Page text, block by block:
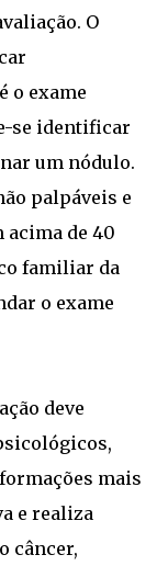
O
o exame
se identificar
um nódulo.
palpáveis e
acima de 40
familiar da
o exame
deve
mais
e realiza
câncer,